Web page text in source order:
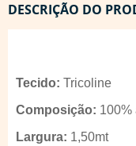
DESCRIÇÃO DO
Tecido: Tricoline
Composição: 100%
Largura: 1,50mt